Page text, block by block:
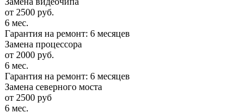
от 2500 руб.
6 мес.
Гарантия на ремонт: 6 месяцев
Замена процессора
от 2000 руб.
6 мес.
Гарантия на ремонт: 6 месяцев
Замена северного моста
от 2500 руб
6 мес.